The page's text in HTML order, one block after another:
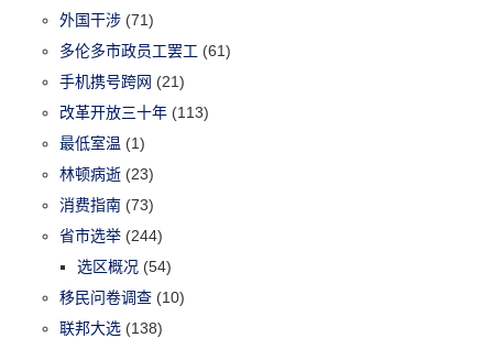
外国干涉 (71)
多伦多市政员工罢工 (61)
手机携号跨网 (21)
改革开放三十年 (113)
最低室温 (1)
林顿病逝 (23)
消费指南 (73)
省市选举 (244)
选区概况 (54)
移民问卷调查 (10)
联邦大选 (138)